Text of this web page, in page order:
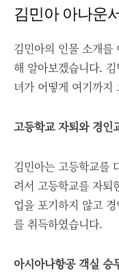
김민아 아나운
김민아의 인물 소개를
해 알아보겠습니다.
녀가 어떻게 여기까지
고등학교 자퇴와 경인
김민아는 고등학교를
려서 고등학교를 자퇴
업을 포기하지 않고
를 취득하였습니다.
아시아나항공 객실 승